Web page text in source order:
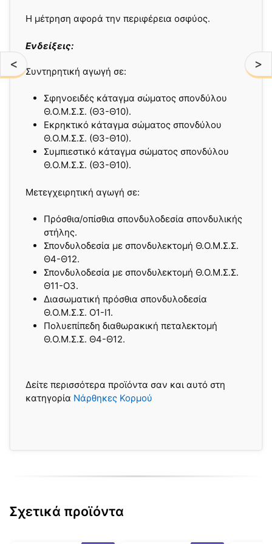
< >
Η μέτρηση αφορά την περιφέρεια οσφύος.
Ενδείξεις:
Συντηρητική αγωγή σε:
Σφηνοειδές κάταγμα σώματος σπονδύλου
Θ.Ο.Μ.Σ.Σ. (Θ3-Θ10).
Εκρηκτικό κάταγμα σώματος σπονδύλου
Θ.Ο.Μ.Σ.Σ. (Θ3-Θ10).
Συμπιεστικό κάταγμα σώματος σπονδύλου
Θ.Ο.Μ.Σ.Σ. (Θ3-Θ10).
Μετεγχειρητική αγωγή σε:
Πρόσθια/οπίσθια σπονδυλοδεσία σπονδυλικής
στήλης.
Σπονδυλοδεσία με σπονδυλεκτομή Θ.Ο.Μ.Σ.Σ.
Θ4-Θ12.
Σπονδυλοδεσία με σπονδυλεκτομή Θ.Ο.Μ.Σ.Σ.
Θ11-Ο3.
Διασωματική πρόσθια σπονδυλοδεσία
Θ.Ο.Μ.Σ.Σ. Ο1-Ι1.
Πολυεπίπεδη διαθωρακική πεταλεκτομή
Θ.Ο.Μ.Σ.Σ. Θ4-Θ12.
Δείτε περισσότερα προϊόντα σαν και αυτό στη
κατηγορία Νάρθηκες Κορμού
Σχετικά προϊόντα